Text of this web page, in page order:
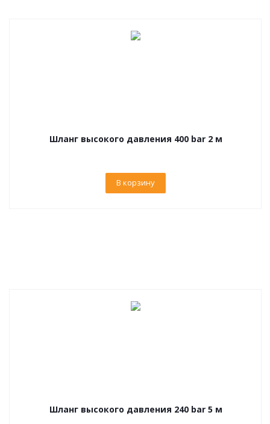
Шланг высокого давления 400 bar 2 м
В корзину
Шланг высокого давления 240 bar 5 м